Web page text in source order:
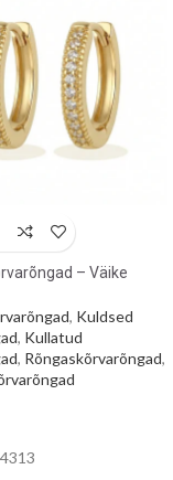
– Väike
, Kuldsed
, Kullatud
, Rõngaskõrvarõngad,